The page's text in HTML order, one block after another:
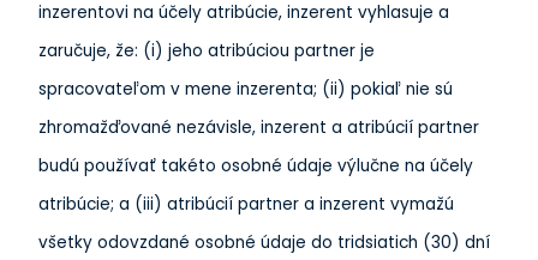
inzerentovi na účely atribúcie, inzerent vyhlasuje a
zaručuje, že: (i) jeho atribúciou partner je
spracovateľom v mene inzerenta; (ii) pokiaľ nie sú
zhromažďované nezávisle, inzerent a atribúcií partner
budú používať takéto osobné údaje výlučne na účely
atribúcie; a (iii) atribúcií partner a inzerent vymažú
všetky odovzdané osobné údaje do tridsiatich (30) dní